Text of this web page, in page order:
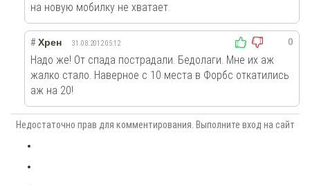
на новую мобилку не хватает.
0
# Хрен 31.08.2012 05:12
Надо же! От спада пострадали. Бедолаги. Мне их аж
жалко стало. Наверное с 10 места в Форбс откатились
аж на 20!
Недостаточно прав для комментирования. Выполните вход на сайт